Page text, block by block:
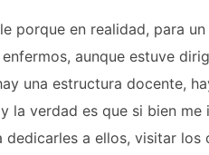
porque en realidad, para
aunque estuve
una estructura docente,
la verdad es que si bien
a ellos, visitar los